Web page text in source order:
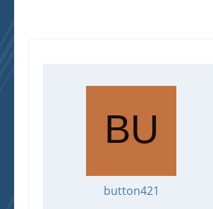
button421